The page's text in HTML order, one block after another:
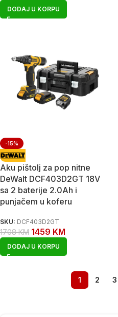
DODAJ U KORPU
-15%
Aku pištolj za pop nitne
DeWalt DCF403D2GT 18V
sa 2 baterije 2.0Ah i
punjačem u koferu
SKU: DCF403D2GT
1708KM 1459 KM
DODAJ U KORPU
1 2 3